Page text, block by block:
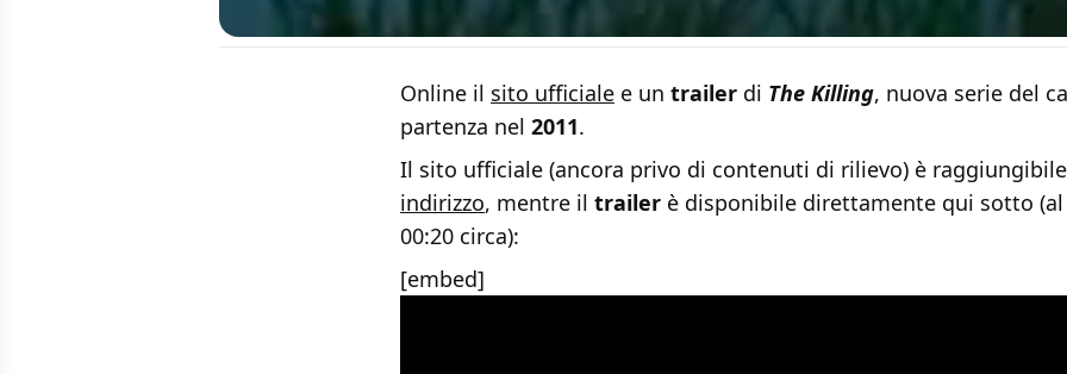
Online il sito ufficiale e un trailer di The Killing, nuova serie del
partenza nel 2011.
Il sito ufficiale (ancora privo di contenuti di rilievo) è
indirizzo, mentre il trailer è disponibile direttamente qui sotto
00:20 circa):
[embed]